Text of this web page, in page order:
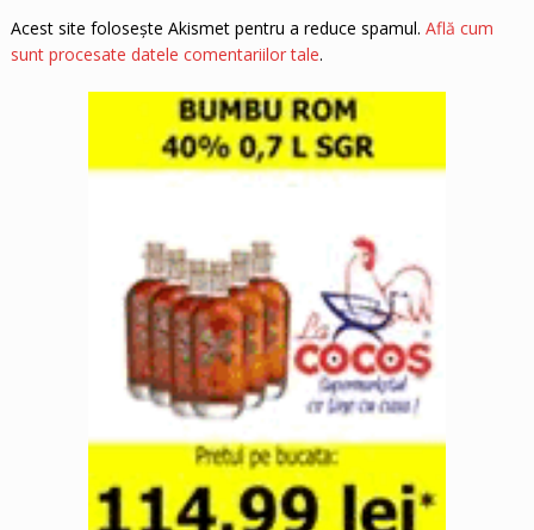
Acest site folosește Akismet pentru a reduce spamul. Află cum
sunt procesate datele comentariilor tale.